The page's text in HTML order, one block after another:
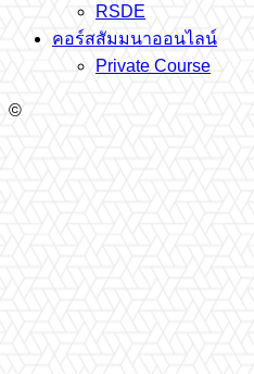
RSDE
คอร์สสัมมนาออนไลน์
Private Course
©